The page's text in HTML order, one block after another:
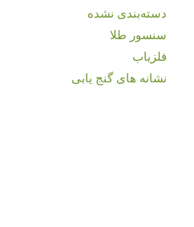
دسته‌بندی نشده
سنسور طلا
فلزیاب
نشانه های گنج یابی